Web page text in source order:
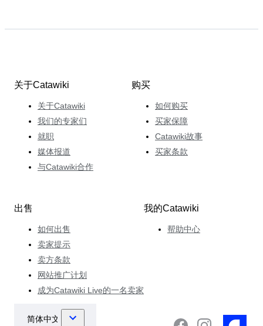
关于Catawiki
关于Catawiki
我们的专家们
就职
媒体报道
与Catawiki合作
购买
如何购买
买家保障
Catawiki故事
买家条款
出售
如何出售
卖家提示
卖方条款
网站推广计划
成为Catawiki Live的一名卖家
我的Catawiki
帮助中心